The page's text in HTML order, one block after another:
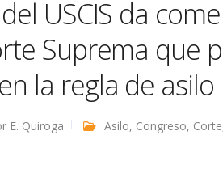
USCIS da
Suprema que
la regla de asilo
E. Quiroga Asilo, Congreso, Corte